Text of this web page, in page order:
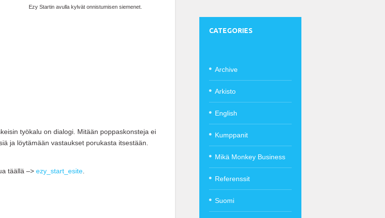
Ezy Startin avulla kylvät onnistumisen siemenet.
työkalu on dialogi. Mitään poppaskonsteja ei
ja löytämään vastaukset porukasta itsestään.
täällä –> ezy_start_esite
CATEGORIES
Archive
Arkisto
English
Kumppanit
Mikä Monkey Business
Referenssit
Suomi